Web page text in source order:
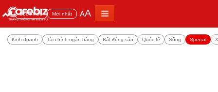
Đọc nhiều Mới nhất AA
Kinh doanh Tài chính ngân hàng Bất động sản Quốc tế Sống Special